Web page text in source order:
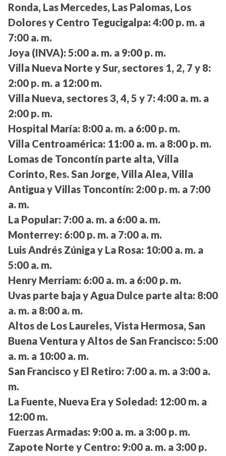
Ronda, Las Mercedes, Las Palomas, Los
Dolores y Centro Tegucigalpa: 4:00 p. m. a
7:00 a. m.
Joya (INVA): 5:00 a. m. a 9:00 p. m.
Villa Nueva Norte y Sur, sectores 1, 2, 7 y 8:
2:00 p. m. a 12:00 m.
Villa Nueva, sectores 3, 4, 5 y 7: 4:00 a. m. a
2:00 p. m.
Hospital María: 8:00 a. m. a 6:00 p. m.
Villa Centroamérica: 11:00 a. m. a 8:00 p. m.
Lomas de Toncontín parte alta, Villa
Corinto, Res. San Jorge, Villa Alea, Villa
Antigua y Villas Toncontín: 2:00 p. m. a 7:00
a. m.
La Popular: 7:00 a. m. a 6:00 a. m.
Monterrey: 6:00 p. m. a 7:00 a. m.
Luis Andrés Zúniga y La Rosa: 10:00 a. m. a
5:00 a. m.
Henry Merriam: 6:00 a. m. a 6:00 p. m.
Uvas parte baja y Agua Dulce parte alta: 8:00
a. m. a 8:00 a. m.
Altos de Los Laureles, Vista Hermosa, San
Buena Ventura y Altos de San Francisco: 5:00
a. m. a 10:00 a. m.
San Francisco y El Retiro: 7:00 a. m. a 3:00 a.
m.
La Fuente, Nueva Era y Soledad: 12:00 m. a
12:00 m.
Fuerzas Armadas: 9:00 a. m. a 3:00 p. m.
Zapote Norte y Centro: 9:00 a. m. a 3:00 p.